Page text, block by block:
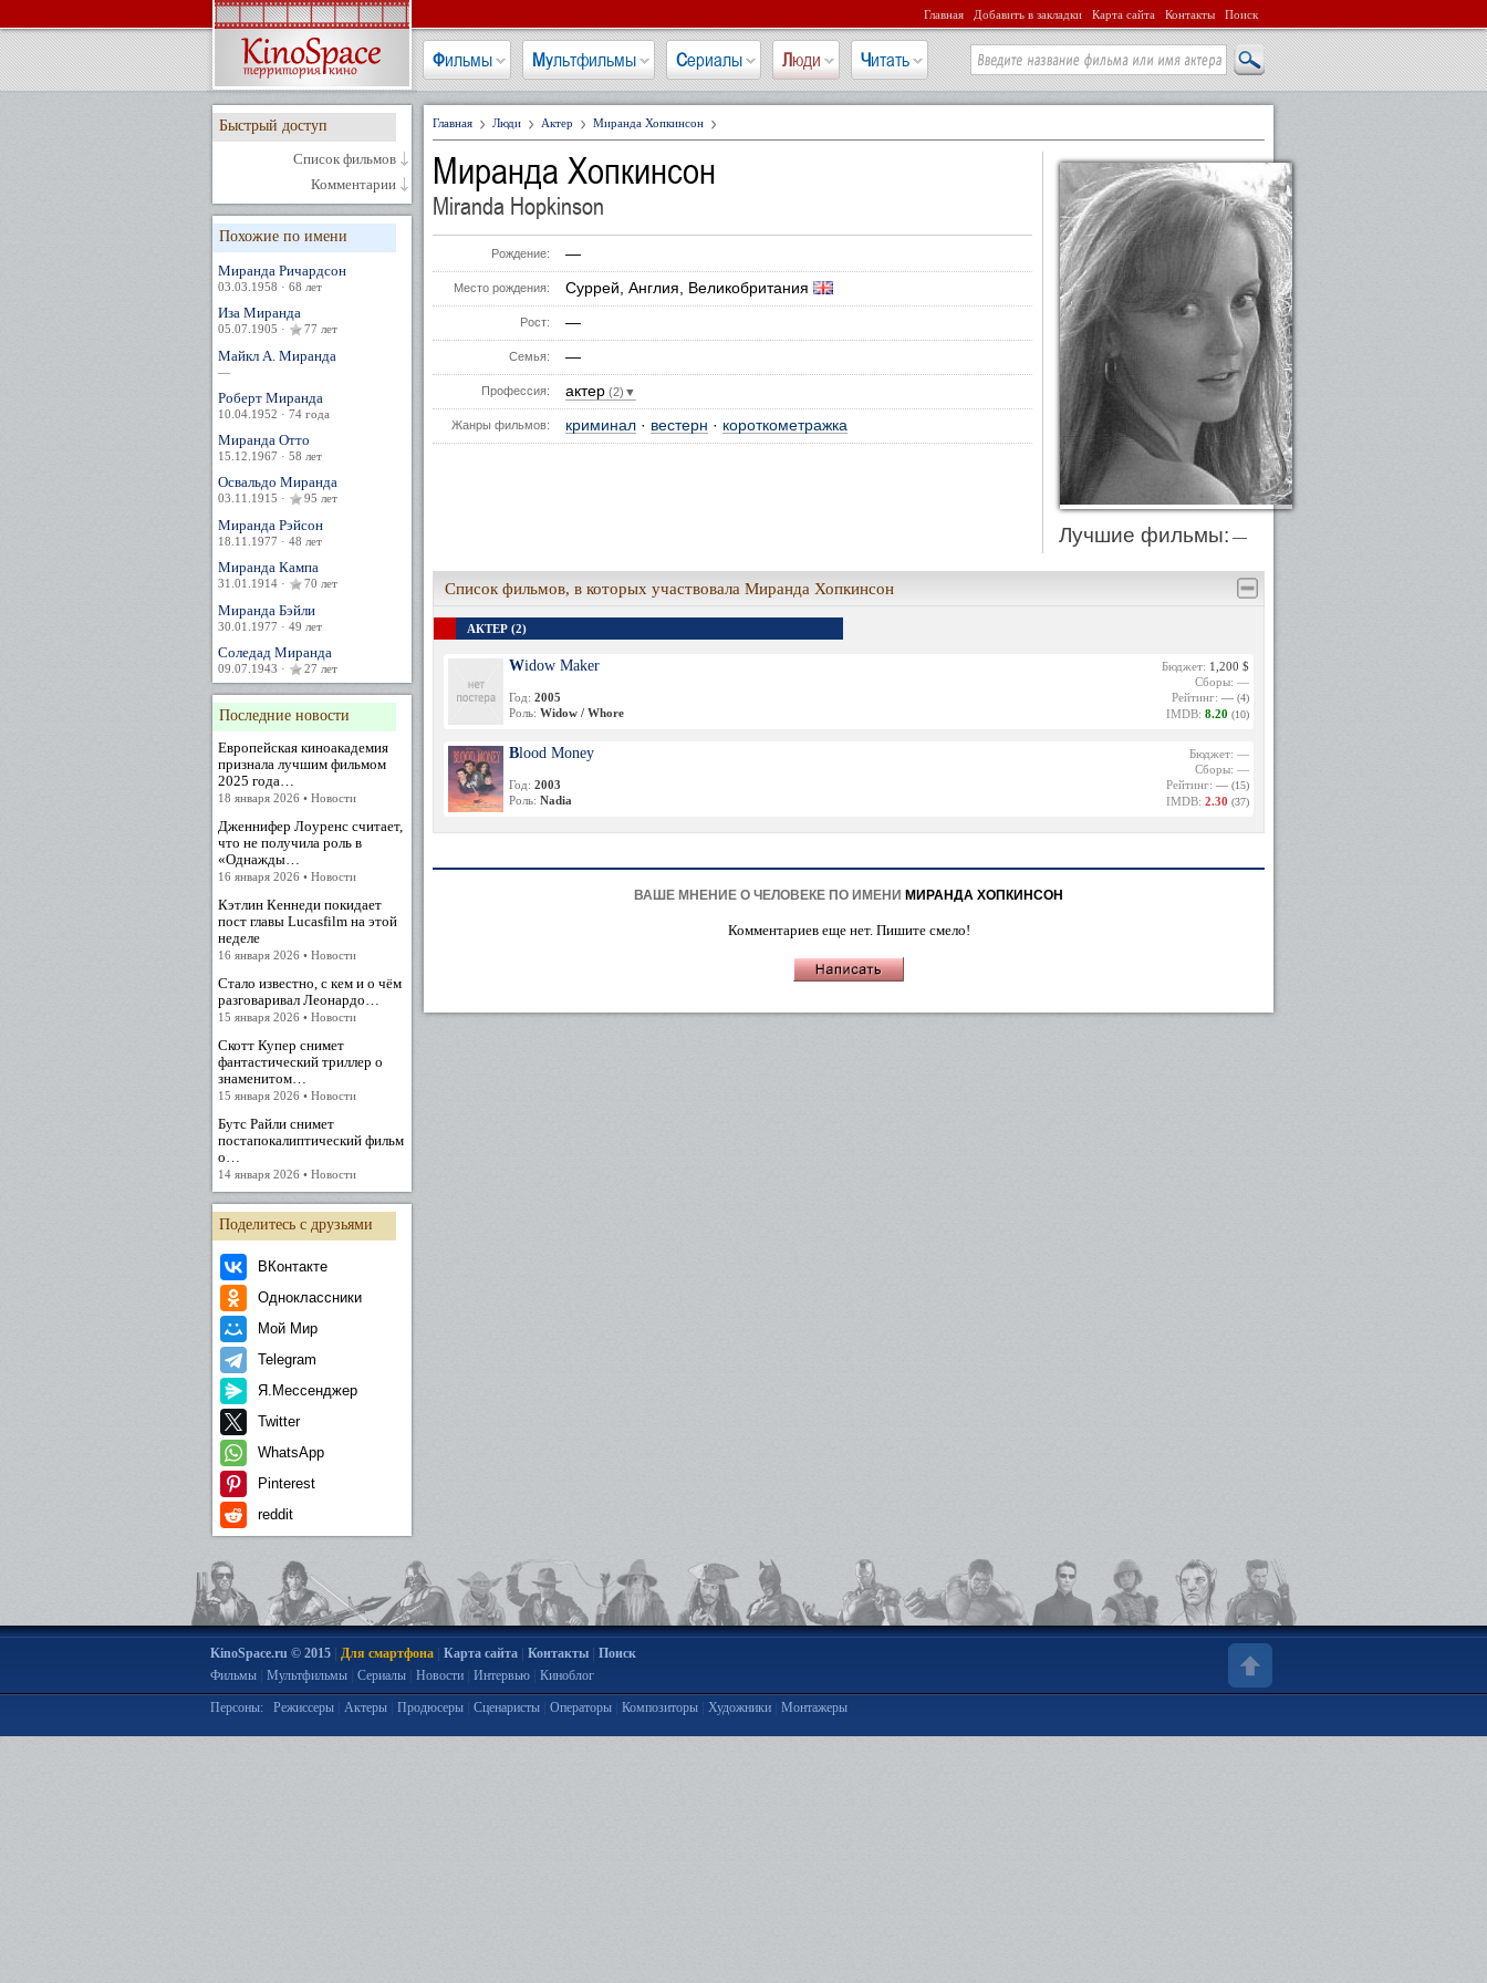
Главная Добавить в закладки Карта сайта Контакты Поиск
Фильмы Мультфильмы Сериалы Люди Читать
Быстрый доступ
Список фильмов
Комментарии
Похожие по имени
Миранда Ричардсон
03.03.1958 · 68 лет
Иза Миранда
05.07.1905 · 77 лет
Майкл А. Миранда
—
Роберт Миранда
10.04.1952 · 74 года
Миранда Отто
15.12.1967 · 58 лет
Освальдо Миранда
03.11.1915 · 95 лет
Миранда Рэйсон
18.11.1977 · 48 лет
Миранда Кампа
31.01.1914 · 70 лет
Миранда Бэйли
30.01.1977 · 49 лет
Соледад Миранда
09.07.1943 · 27 лет
Последние новости
Европейская киноакадемия
признала лучшим фильмом
2025 года…
18 января 2026 • Новости
Дженнифер Лоуренс считает,
что не получила роль в
«Однажды…
16 января 2026 • Новости
Кэтлин Кеннеди покидает
пост главы Lucasfilm на этой
неделе
16 января 2026 • Новости
Стало известно, с кем и о чём
разговаривал Леонардо…
15 января 2026 • Новости
Скотт Купер снимет
фантастический триллер о
знаменитом…
15 января 2026 • Новости
Бутс Райли снимет
постапокалиптический фильм
о…
14 января 2026 • Новости
Поделитесь с друзьями
ВКонтакте
Одноклассники
Мой Мир
Telegram
Я.Мессенджер
Twitter
WhatsApp
Pinterest
reddit
Главная Люди Актер Миранда Хопкинсон
Миранда Хопкинсон
Miranda Hopkinson
Рождение: —
Место рождения: Суррей, Англия, Великобритания
Рост: —
Семья: —
Профессия: актер (2)▼
Жанры фильмов: криминал · вестерн · короткометражка
Лучшие фильмы: —
Список фильмов, в которых участвовала Миранда Хопкинсон
АКТЕР (2)
Widow Maker
Год: 2005
Роль: Widow / Whore
Бюджет: 1,200 $
Сборы: —
Рейтинг: — (4)
IMDB: 8.20 (10)
Blood Money
Год: 2003
Роль: Nadia
Бюджет: —
Сборы: —
Рейтинг: — (15)
IMDB: 2.30 (37)
ВАШЕ МНЕНИЕ О ЧЕЛОВЕКЕ ПО ИМЕНИ МИРАНДА ХОПКИНСОН
Комментариев еще нет. Пишите смело!
KinoSpace.ru © 2015| Для смартфона| Карта сайта| Контакты| Поиск
Фильмы| Мультфильмы| Сериалы| Новости| Интервью| Киноблог
Персоны: Режиссеры| Актеры| Продюсеры| Сценаристы| Операторы| Композиторы| Художники| Монтажеры